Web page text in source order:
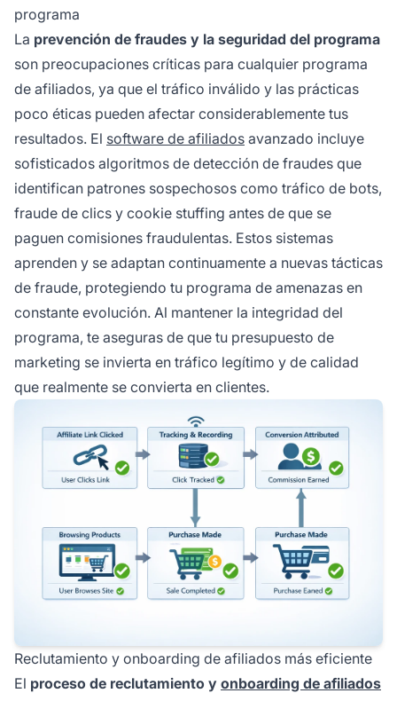
programa
La prevención de fraudes y la seguridad del programa
son preocupaciones críticas para cualquier programa
de afiliados, ya que el tráfico inválido y las prácticas
poco éticas pueden afectar considerablemente tus
resultados. El software de afiliados avanzado incluye
sofisticados algoritmos de detección de fraudes que
identifican patrones sospechosos como tráfico de bots,
fraude de clics y cookie stuffing antes de que se
paguen comisiones fraudulentas. Estos sistemas
aprenden y se adaptan continuamente a nuevas tácticas
de fraude, protegiendo tu programa de amenazas en
constante evolución. Al mantener la integridad del
programa, te aseguras de que tu presupuesto de
marketing se invierta en tráfico legítimo y de calidad
que realmente se convierta en clientes.
Reclutamiento y onboarding de afiliados más eficiente
El proceso de reclutamiento y onboarding de afiliados